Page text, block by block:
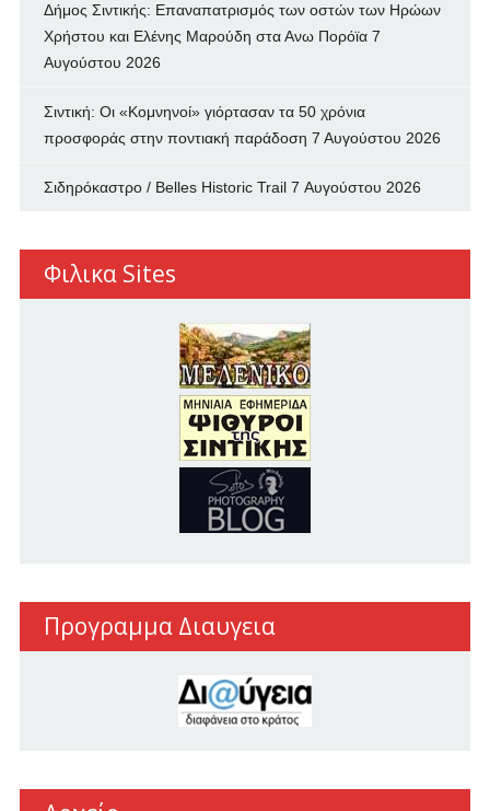
Δήμος Σιντικής: Επαναπατρισμός των oστών των Ηρώων
Χρήστου και Ελένης Μαρούδη στα Ανω Πορόϊα 7
Αυγούστου 2026
Σιντική: Οι «Κομνηνοί» γιόρτασαν τα 50 χρόνια
προσφοράς στην ποντιακή παράδοση 7 Αυγούστου 2026
Σιδηρόκαστρο / Belles Historic Trail 7 Αυγούστου 2026
Φιλικα Sites
Προγραμμα Διαυγεια